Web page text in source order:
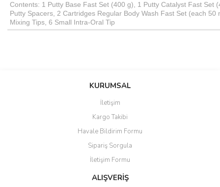
Contents: 1 Putty Base Fast Set (400 g), 1 Putty Catalyst Fast Set
Putty Spacers, 2 Cartridges Regular Body Wash Fast Set (each 50
Mixing Tips, 6 Small Intra-Oral Tip
Bu ürüne ilk yorumu siz yapın!
Ürün resmi kalitesiz, bozuk veya görüntülenemiyor.
Ürün açıklamasında eksik bilgiler bulunuyor.
Ürün bilgilerinde hatalar bulunuyor.
Ürün fiyatı diğer sitelerden daha pahalı.
Bu ürüne benzer farklı alternatifler olmalı.
KURUMSAL
İletişim
Kargo Takibi
Havale Bildirim Formu
Sipariş Sorgula
İletişim Formu
ALIŞVERİŞ